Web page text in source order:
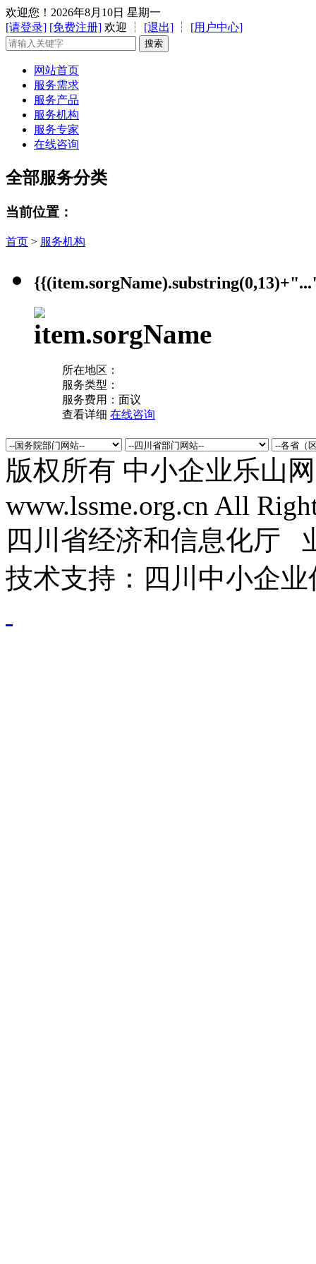
欢迎您！ 2026年8月10日 星期一
[请登录] [免费注册] 欢迎 ┆ [退出] ┆ [用户中心]
网站首页
服务需求
服务产品
服务机构
服务专家
在线咨询
全部服务分类
当前位置：
首页 > 服务机构
所在地区：
服务类型：
服务费用： 面议
查看详细 在线咨询
版权所有 中小企业乐山
www.lssme.org.cn All
四川省经济和信息化厅
技术支持：四川中小企